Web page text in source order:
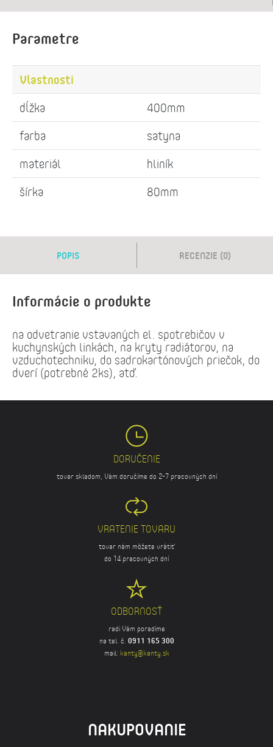
Parametre
Vlastnosti
dĺžka
400mm
farba
satyna
materiál
hliník
šírka
80mm
POPIS RECENZIE (0)
Informácie o produkte
na odvetranie vstavaných el. spotrebičov v
kuchynských linkách, na kryty radiátorov, na
vzduchotechniku, do sadrokartónových priečok, do
dverí (potrebné 2ks), atď.
DORUČENIE
tovar skladom, Vám doručíme do 2-7 pracovných dní
VRATENIE TOVARU
tovar nám môžete vrátiť
do 14 pracovných dní
ODBORNOSŤ
radi Vám poradíme
na tel. č. 0911 165 300
mail: kanty@kanty.sk
NAKUPOVANIE